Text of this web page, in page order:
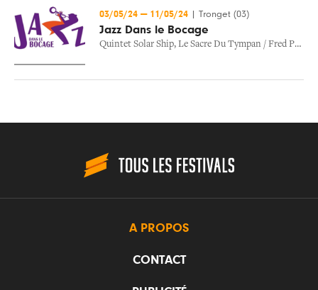
03/05/24 — 11/05/24 Tronget (03)
Jazz Dans le Bocage
Quintet Solar Ship, Le Sacre Du Tympan / Fred Pallem
A PROPOS
CONTACT